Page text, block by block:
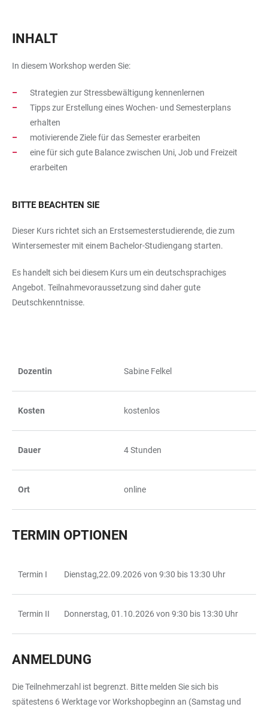
INHALT
In diesem Workshop werden Sie:
Strategien zur Stressbewältigung kennenlernen
Tipps zur Erstellung eines Wochen- und Semesterplans
erhalten
motivierende Ziele für das Semester erarbeiten
eine für sich gute Balance zwischen Uni, Job und Freizeit
erarbeiten
BITTE BEACHTEN SIE
Dieser Kurs richtet sich an Erstsemesterstudierende, die zum
Wintersemester mit einem Bachelor-Studiengang starten.
Es handelt sich bei diesem Kurs um ein deutschsprachiges
Angebot. Teilnahmevoraussetzung sind daher gute
Deutschkenntnisse.
Dozentin Sabine Felkel
Kosten kostenlos
Dauer 4 Stunden
Ort online
TERMIN OPTIONEN
Termin I Dienstag,22.09.2026 von 9:30 bis 13:30 Uhr
Termin II Donnerstag, 01.10.2026 von 9:30 bis 13:30 Uhr
ANMELDUNG
Die Teilnehmerzahl ist begrenzt. Bitte melden Sie sich bis
spätestens 6 Werktage vor Workshopbeginn an (Samstag und